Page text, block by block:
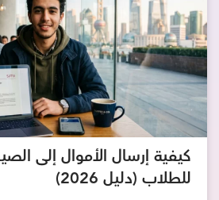
كيفية إرسال الأموال إلى
للطلاب (دليل 2026)